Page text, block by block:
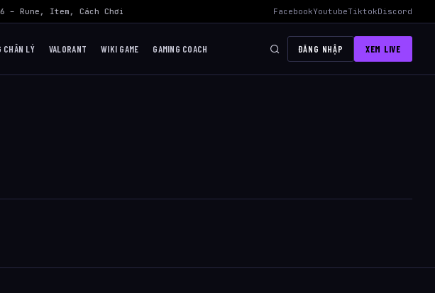
Rune, Item, Cách Chơi Mid Hiệu Quả Nhất AWC 2026 Liên Quân Mobile – Lịch Thi Đấu,
FacebookYoutubeTiktokDiscord
CHÂN LÝ VALORANT WIKI GAME GAMING COACH ĐĂNG NHẬP XEM LIVE